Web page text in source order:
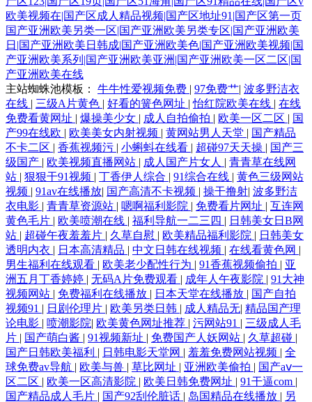
欧美视频在|国产区成人精品视频|国产区地址91|国产区第一页
国产亚洲欧美另类一区|国产亚洲欧美另类专区|国产亚洲欧美
日|国产亚洲欧美日韩成|国产亚洲欧美色|国产亚洲欧美视频|国
产亚洲欧美系列|国产亚洲欧美亚洲|国产亚洲欧美一区二区|国
产亚洲欧美在线
主站蜘蛛池模板： 牛牛性爱视频免费 | 97免费艹| 波多野洁衣
在线 | 三级A片黄色 | 好看的簧色网址 |怡红院欧美在线 | 在线
免费看黄网址 | 爆操美少女 | 成人自拍偷拍 | 欧美一区二区 | 国
产99在线欧 | 欧美美女内射视频 | 黄网站男人天堂 | 国产精品
不卡二区 | 香蕉视频污 | 小蝌蚪在线看 | 超碰97天天操 | 国产三
级国产 | 欧美视频直播网站 | 成人国产片女人 | 青青草在线网
站 | 狠狠干91视频 | 丁香伊人综合 | 91综合在线 | 黄色三级网站
视频 | 91av在线播放| 国产高清不卡视频 | 操干撸射| 波多野洁
衣电影 | 青青草资源站 | 嗯啊福利影院 | 免费看片网址 | 互连网
黄色毛片 | 欧美喷潮在线 | 福利导航一二三四 | 日韩美女日B网
站 | 超碰午夜羞羞片 | 久草自慰 | 欧美精品福利影院 | 日韩美女
透明内衣 | 日本高清精品 | 中文日韩在线视频 | 在线看黄色网 |
男生福利在线观看 | 欧美老少配性行为 | 91香蕉视频偷拍 | 亚
洲五月丁香婷婷 | 无码A片免费观看 | 成年人午夜影院 | 91大神
视频网站 | 免费福利在线播放 | 日本天堂在线播放 | 国产自拍
视频91 | 日剧伦理片 | 欧美另类日韩 | 成人精品无| 精品国产理
论电影 | 喷潮影院| 欧美黄色网址推荐 | 污网站91 | 三级成人毛
片 | 国产萌白酱 | 91视频新址 | 免费国产人妖网站 | 久草超碰 |
国产日韩欧美福利 | 日韩电影天堂网 | 羞羞免费网站视频 | 全
球免费av导航 | 欧美与兽 | 草比网址 | 亚洲欧美偷拍 | 国产aⅴ一
区二区 | 欧美一区高清影院 | 欧美日韩免费网址 | 91干逼com |
国产精品成人毛片 | 国产92刮伦脏话 | 岛国精品在线播放 | 另